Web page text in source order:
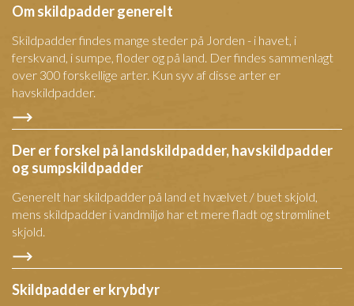
Om skildpadder generelt
Skildpadder findes mange steder på Jorden - i havet, i
ferskvand, i sumpe, floder og på land. Der findes sammenlagt
over 300 forskellige arter. Kun syv af disse arter er
havskildpadder.
Der er forskel på landskildpadder, havskildpadder
og sumpskildpadder
Generelt har skildpadder på land et hvælvet / buet skjold,
mens skildpadder i vandmiljø har et mere fladt og strømlinet
skjold.
Skildpadder er krybdyr